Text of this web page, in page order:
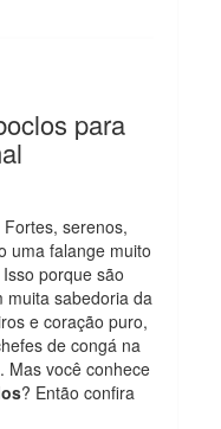
para
serenos,
uma falange muito
porque são
sabedoria da
e coração puro,
de congá na
Mas você conhece
? Então confira